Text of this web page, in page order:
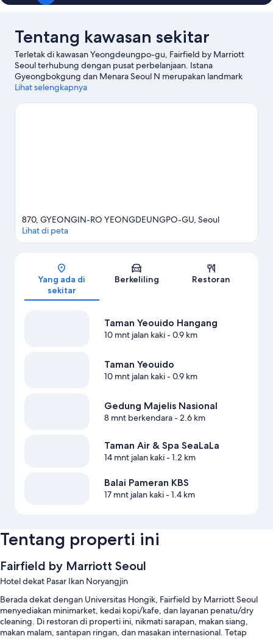
Tentang kawasan sekitar
Terletak di kawasan Yeongdeungpo-gu, Fairfield by Marriott
Seoul terhubung dengan pusat perbelanjaan. Istana
Gyeongbokgung dan Menara Seoul N merupakan landmark
terkenal kawasan ini, terdapat pula Pasar Ikan Noryangjin serta
Universitas Hongik dan Museum Nasional Korea adalah tempat-
Lihat selengkapnya
Peta
870, GYEONGIN-RO YEONGDEUNGPO-GU, Seoul
Lihat di peta
Yang ada di
sekitar
Berkeliling Restoran
Taman Yeouido Hangang
10 mnt jalan kaki- 0.9 km
Taman Yeouido
10 mnt jalan kaki- 0.9 km
Gedung Majelis Nasional
8 mnt berkendara- 2.6 km
Taman Air & Spa SeaLaLa
14 mnt jalan kaki- 1.2 km
Balai Pameran KBS
17 mnt jalan kaki- 1.4 km
Tentang properti ini
Fairfield by Marriott Seoul
Hotel dekat Pasar Ikan Noryangjin
Berada dekat dengan Universitas Hongik, Fairfield by Marriott Seoul
menyediakan minimarket, kedai kopi/kafe, dan layanan penatu/dry
cleaning. Di restoran di properti ini, nikmati sarapan, makan siang,
makan malam, santapan ringan, dan masakan internasional. Tetap